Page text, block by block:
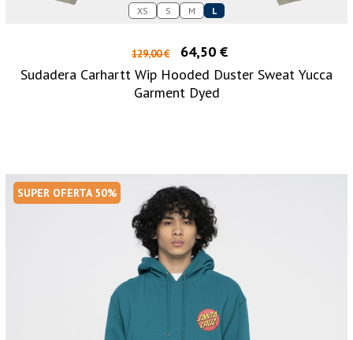
XS S M L
129,00 €
64,50 €
Sudadera Carhartt Wip Hooded Duster Sweat Yucca
Garment Dyed
SUPER OFERTA 50%